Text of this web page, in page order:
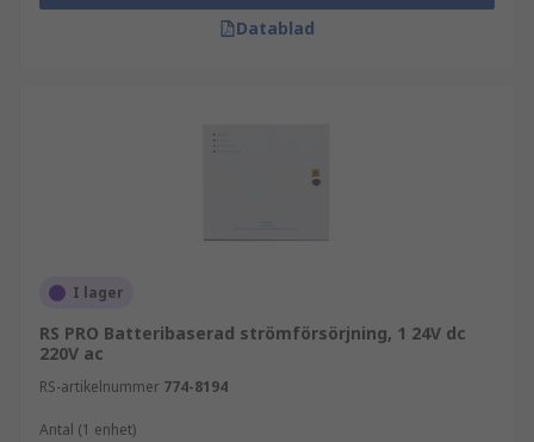
Datablad
I lager
RS PRO Batteribaserad strömförsörjning, 1 24V dc
220V ac
RS-artikelnummer 774-8194
Antal (1 enhet)